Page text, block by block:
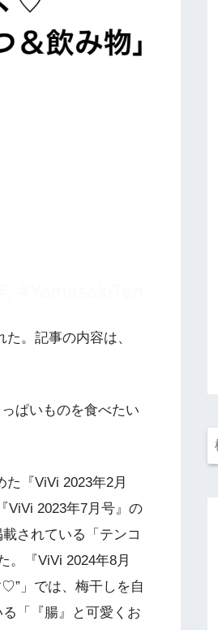
。記事の内容は、
ぱいものを食べたい
『ViVi 2023年2月
ViVi 2023年7月号』の
されている「テンコ
。『ViVi 2024年8月
」では、梅干しを自
「『腸』と可愛くお